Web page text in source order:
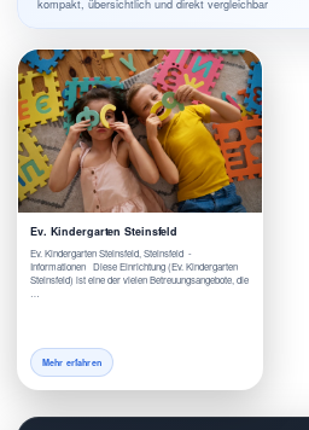
kompakt, übersichtlich und direkt vergleichbar
Ev. Kindergarten Steinsfeld
Ev. Kindergarten Steinsfeld, Steinsfeld -
Informationen Diese Einrichtung (Ev. Kindergarten
Steinsfeld) ist eine der vielen Betreuungsangebote, die
Mehr erfahren